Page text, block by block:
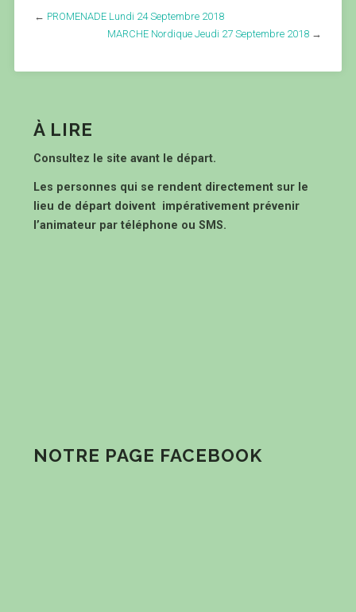
← PROMENADE Lundi 24 Septembre 2018
MARCHE Nordique Jeudi 27 Septembre 2018 →
À LIRE
Consultez le site avant le départ.
Les personnes qui se rendent directement sur le
lieu de départ doivent impérativement prévenir
l’animateur par téléphone ou SMS.
NOTRE PAGE FACEBOOK